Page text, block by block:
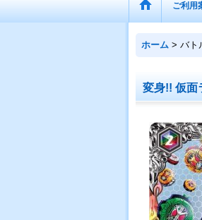
ご利用
ホーム > バト
変身!! 仮面